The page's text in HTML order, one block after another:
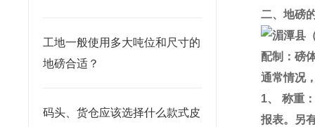
工地一般使用多大吨位和尺寸的
地磅合适？
码头、货仓应该选择什么款式皮
二、地磅
配制：磅
通常情况
1、 称重
报表。另